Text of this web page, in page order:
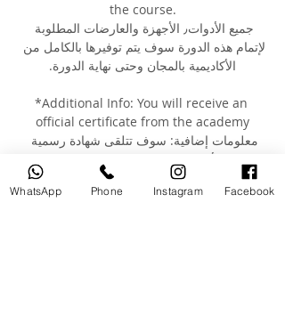
the course.
جميع الأدوات٫ الأجهزة والعارضات المطلوبة
لإتمام هذه الدورة سوف يتم توفيرها بالكامل من
الأكاديمية بالمجان وحتى نهاية الدورة.
*Additional Info: You will receive an
official certificate from the academy
معلومات إضافية: سوف تتلقى شهادة رسمية
من الأكاديمية بعد إتمام الدورة التدريبية
You can check our students previous
WhatsApp Phone Instagram Facebook